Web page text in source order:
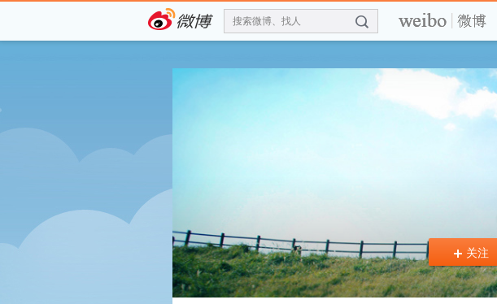
搜索微博、找人 f
+ 关注